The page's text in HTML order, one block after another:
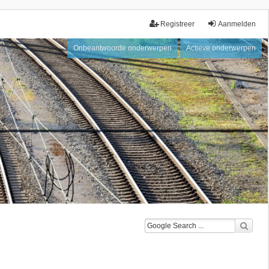
Aanmelden
Registreer
Onbeantwoorde onderwerpen Actieve onderwerpen